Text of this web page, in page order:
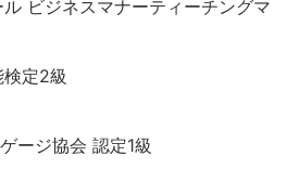
ル ビジネスマナーティーチングマ
検定2級
ージ協会 認定1級